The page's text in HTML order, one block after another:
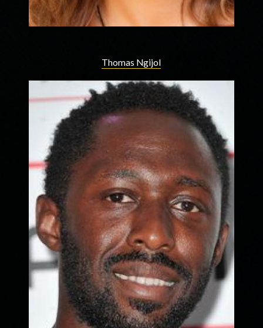
Thomas Ngijol